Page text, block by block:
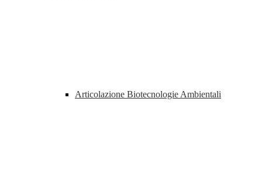
Articolazione Biotecnologie Ambientali